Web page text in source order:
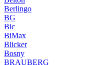
Berlingo
BG
Bic
BiMax
Blicker
Bosny
BRAUBERG